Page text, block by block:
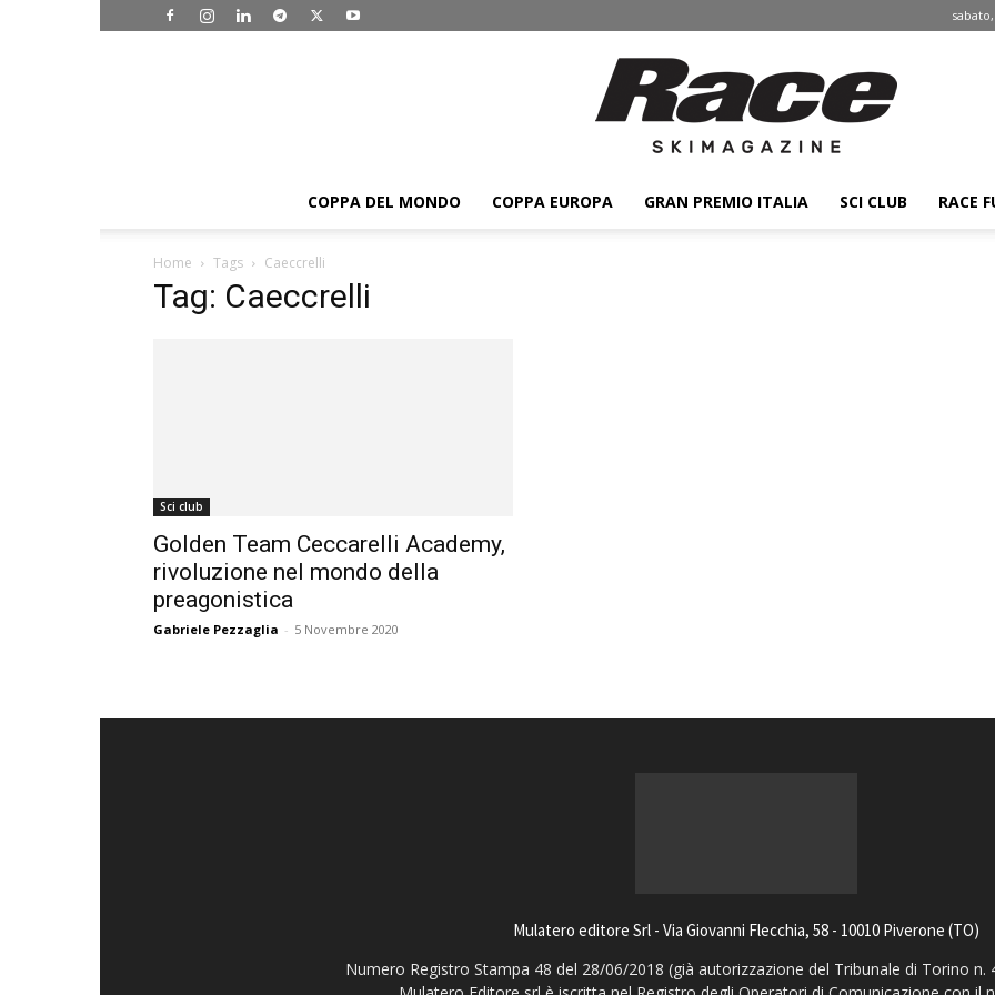
COPPA DEL MONDO COPPA EUROPA GRAN PREMIO ITALIA SCI CLUB RACE
Home Tags Caeccrelli
Tag: Caeccrelli
Sci club
Golden Team Ceccarelli Academy,
rivoluzione nel mondo della
preagonistica
Gabriele Pezzaglia - 5 Novembre 2020
Mulatero editore Srl - Via Giovanni Flecchia, 58 - 10010 Piverone (TO)
Numero Registro Stampa 48 del 28/06/2018 (già autorizzazione del Tribunale di Torino n.